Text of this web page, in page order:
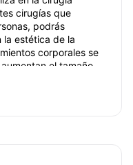
cirugías que
podrás
la estética de la
corporales se
el tamaño
en cirugía plástica,